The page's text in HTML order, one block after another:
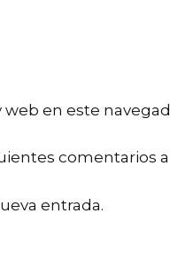
en este
comentarios
entrada.